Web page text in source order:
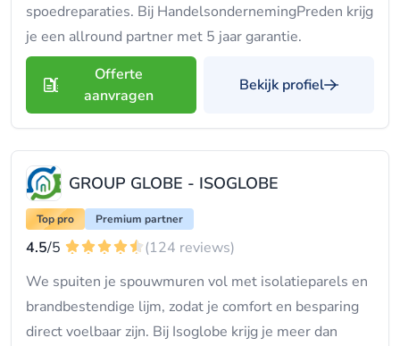
spoedreparaties. Bij HandelsondernemingPreden krijg
je een allround partner met 5 jaar garantie.
Offerte
aanvragen
Bekijk profiel
GROUP GLOBE - ISOGLOBE
Top pro Premium partner
4.5/5
(124 reviews)
We spuiten je spouwmuren vol met isolatieparels en
brandbestendige lijm, zodat je comfort en besparing
direct voelbaar zijn. Bij Isoglobe krijg je meer dan